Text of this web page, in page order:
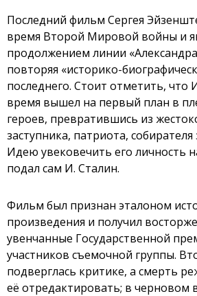
Последний фильм Сергея
время Второй Мировой войны и
продолжением линии
повторяя «историко-
последнего. Стоит отметить, что
время вышел на первый план в
героев, превратившись из
заступника, патриота, собирателя
Идею увековечить его личность
подал сам И. Сталин.
Фильм был признан эталоном
произведения и получил
увенчанные Государственной
участников съемочной группы.
подверглась критике, а смерть
её отредактировать; в черновом